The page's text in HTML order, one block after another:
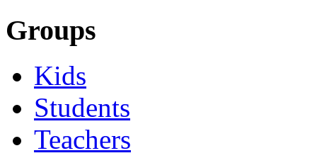
Groups
Kids
Students
Teachers